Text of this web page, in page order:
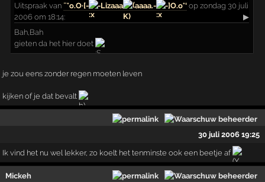
Uitspraak van ¨°o.O·[- -Lizaaa aaaa.- -]O.o°‘ op zondag 30 juli
2006 om 18:14:
▶
Bah,Bah
gieten da het hier doet
je zou eens zonder regen moeten leven
kijken of je dat bevalt
30 juli 2006 19:25
Ik vind het nu wel lekker, zo koelt het tenminste ook een beetje af
Mickeh